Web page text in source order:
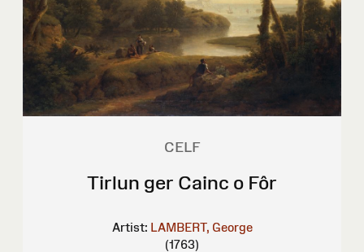
CELF
Tirlun ger Cainc o Fôr
Artist: LAMBERT, George
(1763)